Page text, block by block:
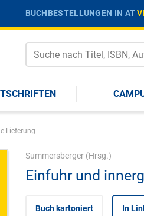
BUCHBESTELLUNGEN IN AT
Lieferung
Summersberger(Hrsg.)
Einfuhr und
Buch kartoniert
In